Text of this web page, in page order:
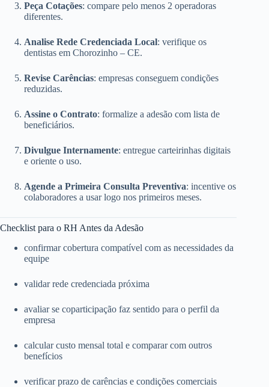
Peça Cotações: compare pelo menos 2 operadoras
diferentes.
Analise Rede Credenciada Local: verifique os
dentistas em Chorozinho – CE.
Revise Carências: empresas conseguem condições
reduzidas.
Assine o Contrato: formalize a adesão com lista de
beneficiários.
Divulgue Internamente: entregue carteirinhas digitais
e oriente o uso.
Agende a Primeira Consulta Preventiva: incentive os
colaboradores a usar logo nos primeiros meses.
Checklist para o RH Antes da Adesão
confirmar cobertura compatível com as necessidades da
equipe
validar rede credenciada próxima
avaliar se coparticipação faz sentido para o perfil da
empresa
calcular custo mensal total e comparar com outros
benefícios
verificar prazo de carências e condições comerciais